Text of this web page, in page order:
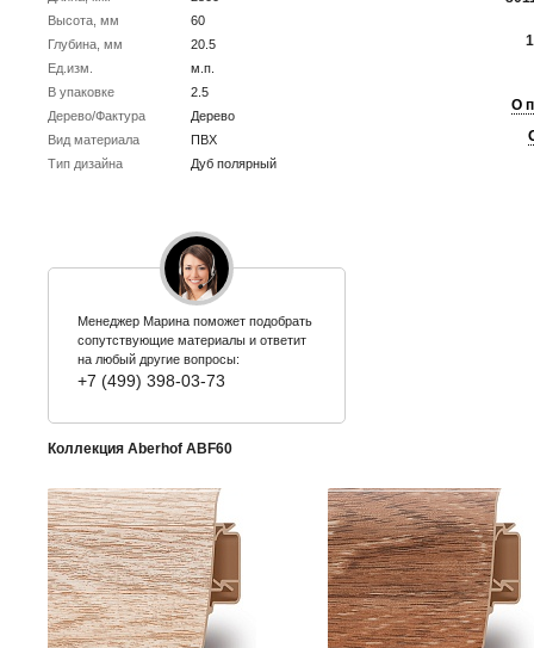
Высота, мм
60
Глубина, мм
20.5
Ед.изм.
м.п.
В упаковке
2.5
Дерево/Фактура
Дерево
Вид материала
ПВХ
Тип дизайна
Дуб полярный
О
Менеджер Марина поможет подобрать
сопутствующие материалы и ответит
на любый другие вопросы:
+7 (499) 398-03-73
Коллекция Aberhof ABF60